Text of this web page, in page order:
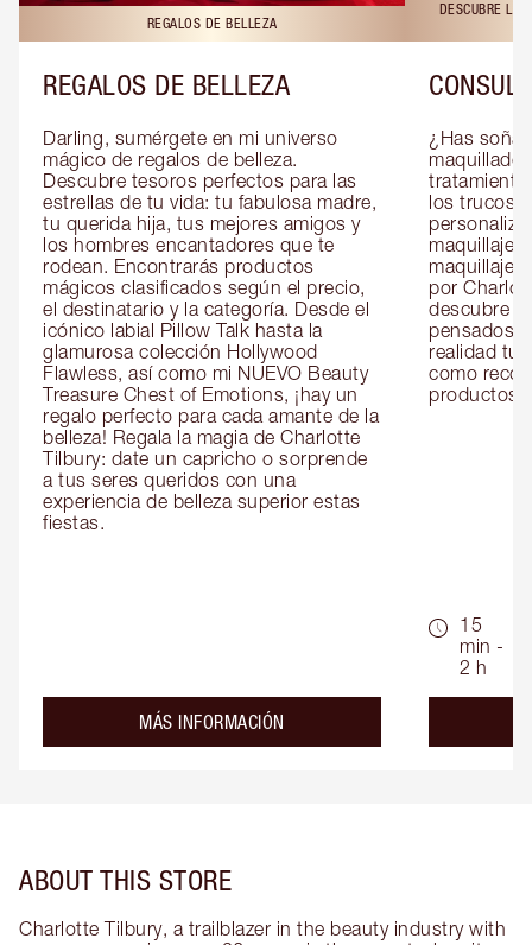
REGALOS DE BELLEZA
REGALOS DE BELLEZA
Darling, sumérgete en mi universo
mágico de regalos de belleza.
Descubre tesoros perfectos para las
estrellas de tu vida: tu fabulosa madre,
tu querida hija, tus mejores amigos y
los hombres encantadores que te
rodean. Encontrarás productos
mágicos clasificados según el precio,
el destinatario y la categoría. Desde el
icónico labial Pillow Talk hasta la
glamurosa colección Hollywood
Flawless, así como mi NUEVO Beauty
Treasure Chest of Emotions, ¡hay un
regalo perfecto para cada amante de la
belleza! Regala la magia de Charlotte
Tilbury: date un capricho o sorprende
a tus seres queridos con una
experiencia de belleza superior estas
fiestas.
MÁS INFORMACIÓN
DESCUBRE
¿Has
los
maquillaje
maquillaje
por
descubre
pensados
realidad
como
productos
15
min -
2 h
ABOUT THIS STORE
Charlotte Tilbury, a trailblazer in the beauty industry with